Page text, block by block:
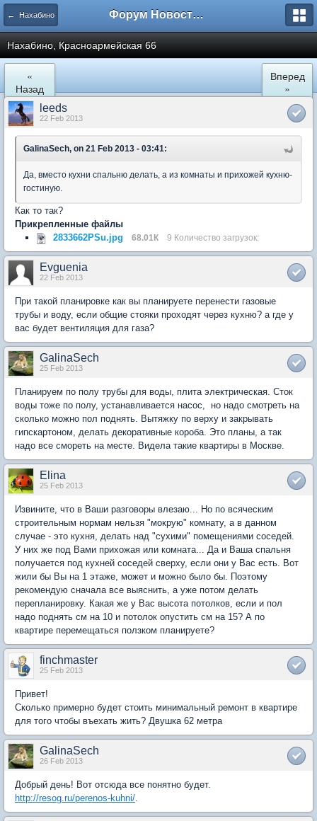
← Нахабино Форум Новостройки
Нахабино, Красноармейская 66
«
Назад
Вперед
»
leeds
22 Feb 2013
GalinaSech, on 21 Feb 2013 - 03:41:
Да, вместо кухни спальню делать, а из комнаты и прихожей кухню-
гостиную.
Как то так?
Прикрепленные файлы
2833662PSu.jpg
68.01К 9 Количество загрузок:
Evguenia
22 Feb 2013
При такой планировке как вы планируете перенести газовые
трубы и воду, если общие стояки проходят через кухню? а где у
вас будет вентиляция для газа?
GalinaSech
25 Feb 2013
Планируем по полу трубы для воды, плита электрическая. Сток
воды тоже по полу, устанавливается насос, но надо смотреть на
сколько можно пол поднять. Вытяжку по верху и закрывать
гипскартоном, делать декоративные короба. Это планы, а так
надо все смореть на месте. Видела такие квартиры в Москве.
Elina
25 Feb 2013
Извините, что в Ваши разговоры влезаю... Но по всяческим
строительным нормам нельзя "мокрую" комнату, а в данном
случае - это кухня, делать над "сухими" помещениями соседей.
У них же под Вами прихожая или комната... Да и Ваша спальня
получается под кухней соседей сверху, если они у Вас есть. Вот
жили бы Вы на 1 этаже, может и можно было бы. Поэтому
рекомендую сначала все выяснить, а уже потом делать
перепланировку. Какая же у Вас высота потолков, если и пол
надо поднять см на 10 и потолок опустить см на 15? А по
квартире перемещаться ползком планируете?
finchmaster
25 Feb 2013
Привет!
Сколько примерно будет стоить минимальный ремонт в квартире
для того чтобы въехать жить? Двушка 62 метра
GalinaSech
26 Feb 2013
Добрый день! Вот отсюда все понятно будет.
http://resog.ru/perenos-kuhni/.